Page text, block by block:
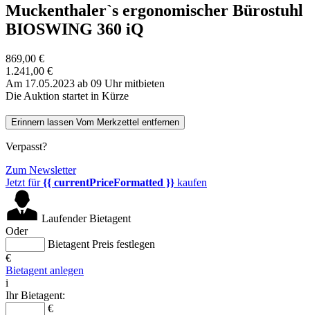
Muckenthaler`s ergonomischer Bürostuhl
BIOSWING 360 iQ
869,00 €
1.241,00 €
Am 17.05.2023 ab 09 Uhr mitbieten
Die Auktion startet in Kürze
Erinnern lassen Vom Merkzettel entfernen
Verpasst?
Zum Newsletter
Jetzt für{{ currentPriceFormatted }} kaufen
Laufender Bietagent
Oder
Bietagent Preis festlegen
€
Bietagent anlegen
i
Ihr Bietagent:
€